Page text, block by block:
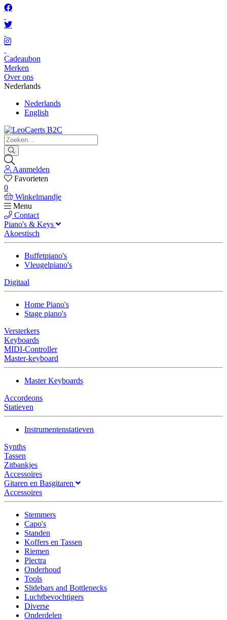
Cadeaubon
Merken
Over ons
Nederlands
Nederlands
English
Aanmelden
Favorieten
0
Winkelmandje
Menu
Contact
Piano's & Keys
Akoestisch
Buffetpiano's
Vleugelpiano's
Digitaal
Home Piano's
Stage piano's
Versterkers
Keyboards
MIDI-Controller
Master-keyboard
Master Keyboards
Accordeons
Statieven
Instrumentenstatieven
Synths
Tassen
Zitbankjes
Accessoires
Gitaren en Basgitaren
Accessoires
Stemmers
Capo's
Standen
Koffers en Tassen
Riemen
Plectra
Onderhoud
Tools
Slidebars and Bottlenecks
Luchtbevochtigers
Diverse
Onderdelen